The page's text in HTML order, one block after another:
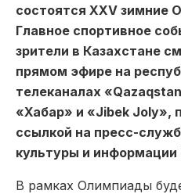
состоятся XXV зимние
Главное спортивное
зрители в Казахстане
прямом эфире на
телеканалах
«Хабар» и «Jibek Joly»,
ссылкой на пресс-
культуры и информации
В рамках Олимпиады